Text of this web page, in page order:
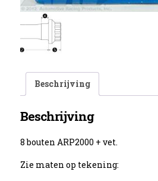
Beschrijving
Beschrijving
8 bouten ARP2000 + vet.
Zie maten op tekening: